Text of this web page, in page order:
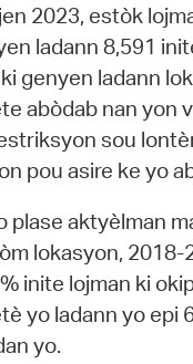
2023, estòk
ladann 8,591
genyen ladann
abòdab nan yon
sou
pou asire ke yo
plase aktyèlman
lokasyon, 2018-
inite lojman ki
yo ladann yo epi
yo.